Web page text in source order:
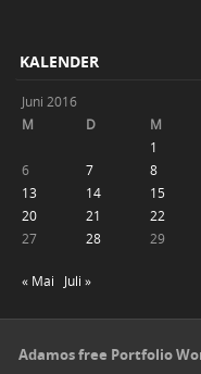
KALENDER
Juni 2016
M
D M
1
6
7 8
13
14 15
20
21 22
27
28 29
« Mai Juli »
Adamos free Portfolio